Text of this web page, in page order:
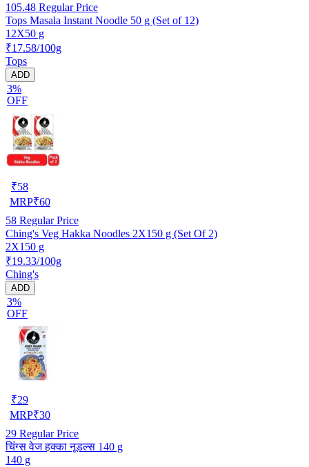
105.48 Regular Price
Tops Masala Instant Noodle 50 g (Set of 12)
12X50 g
₹17.58/100g
Tops
ADD
3%
OFF
₹58
MRP₹60
58 Regular Price
Ching's Veg Hakka Noodles 2X150 g (Set Of 2)
2X150 g
₹19.33/100g
Ching's
ADD
3%
OFF
₹29
MRP₹30
29 Regular Price
चिंग्स वेज हक्का नूडल्स 140 g
140 g